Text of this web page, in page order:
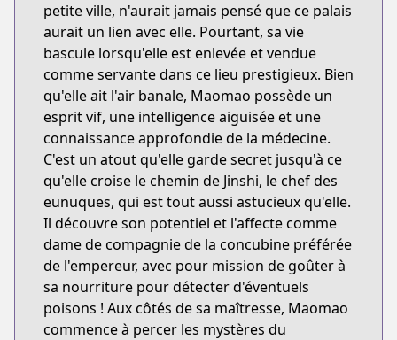
petite ville, n'aurait jamais pensé que ce palais
aurait un lien avec elle. Pourtant, sa vie
bascule lorsqu'elle est enlevée et vendue
comme servante dans ce lieu prestigieux. Bien
qu'elle ait l'air banale, Maomao possède un
esprit vif, une intelligence aiguisée et une
connaissance approfondie de la médecine.
C'est un atout qu'elle garde secret jusqu'à ce
qu'elle croise le chemin de Jinshi, le chef des
eunuques, qui est tout aussi astucieux qu'elle.
Il découvre son potentiel et l'affecte comme
dame de compagnie de la concubine préférée
de l'empereur, avec pour mission de goûter à
sa nourriture pour détecter d'éventuels
poisons ! Aux côtés de sa maîtresse, Maomao
commence à percer les mystères du